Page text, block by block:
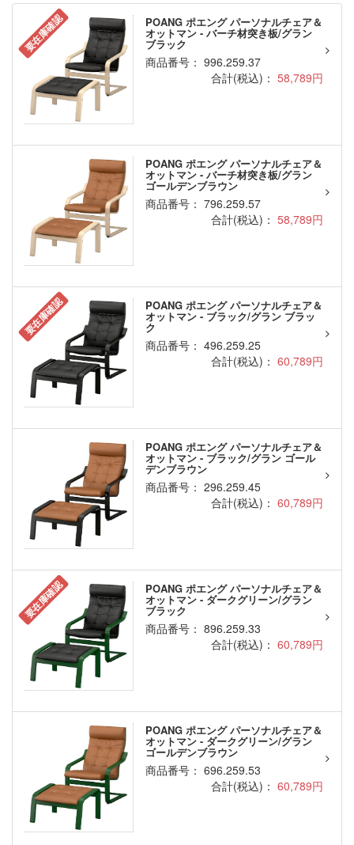
要在庫確認 POANG ポエング パーソナルチェア＆
オットマン - バーチ材突き板/グラン
ブラック
商品番号： 996.259.37
合計(税込)： 58,789円
POANG ポエング パーソナルチェア＆
オットマン - バーチ材突き板/グラン
ゴールデンブラウン
商品番号： 796.259.57
合計(税込)： 58,789円
要在庫確認 POANG ポエング パーソナルチェア＆
オットマン - ブラック/グラン ブラッ
ク
商品番号： 496.259.25
合計(税込)： 60,789円
POANG ポエング パーソナルチェア＆
オットマン - ブラック/グラン ゴール
デンブラウン
商品番号： 296.259.45
合計(税込)： 60,789円
要在庫確認 POANG ポエング パーソナルチェア＆
オットマン - ダークグリーン/グラン
ブラック
商品番号： 896.259.33
合計(税込)： 60,789円
POANG ポエング パーソナルチェア＆
オットマン - ダークグリーン/グラン
ゴールデンブラウン
商品番号： 696.259.53
合計(税込)： 60,789円